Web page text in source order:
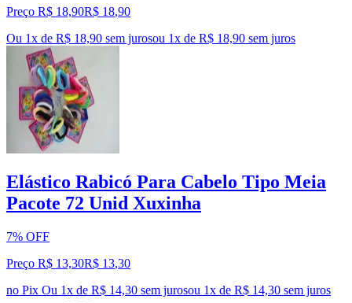
Preço R$ 18,90R$ 18,90
Ou 1x de R$ 18,90 sem jurosou 1x de R$ 18,90 sem juros
Elástico Rabicó Para Cabelo Tipo Meia
Pacote 72 Unid Xuxinha
7% OFF
Preço R$ 13,30R$ 13,30
no Pix Ou 1x de R$ 14,30 sem jurosou 1x de R$ 14,30 sem juros